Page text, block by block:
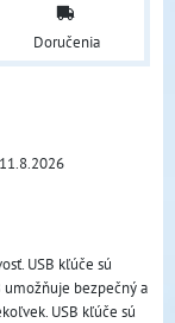
Doručenia
11.8.2026
USB kľúče sú
umožňuje bezpečný a
USB kľúče sú